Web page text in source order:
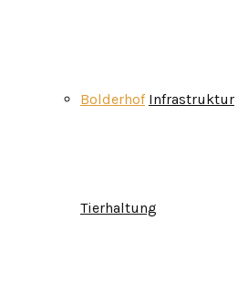
Bolderhof Infrastruktur
Tierhaltung